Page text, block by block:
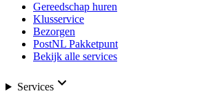
Gereedschap huren
Klusservice
Bezorgen
PostNL Pakketpunt
Bekijk alle services
Services